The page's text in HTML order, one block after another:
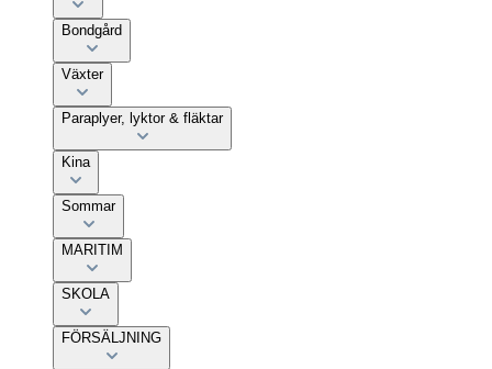
Bondgård
Växter
Paraplyer, lyktor & fläktar
Kina
Sommar
MARITIM
SKOLA
FÖRSÄLJNING